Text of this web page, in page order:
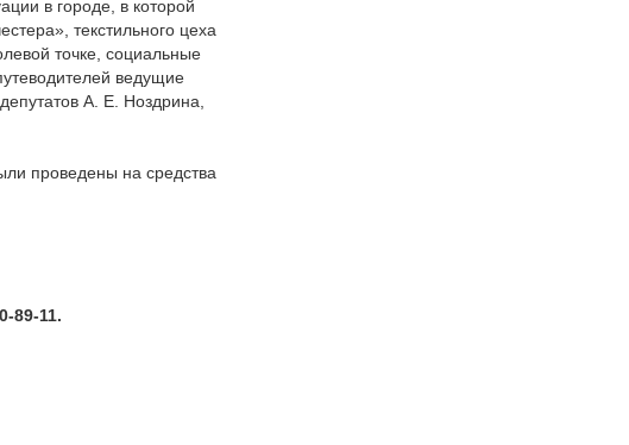
в городе, в которой
текстильного цеха
точке, социальные
ведущие
А. Е. Ноздрина,
проведены на средства
89-11.